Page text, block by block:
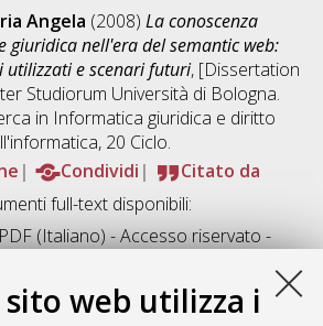
web utilizza i
Angela (2008) La conoscenza
giuridica nell'era del semantic web:
utilizzati e scenari futuri, [Dissertation
Studiorum Università di Bologna.
in Informatica giuridica e diritto
, 20 Ciclo.
Condividi
Citato da
full-text disponibili:
(Italiano) - Accesso riservato -